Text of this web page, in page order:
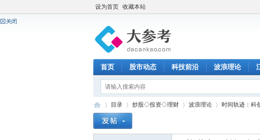
设为首页 收藏本站
首页 股市动态 科技前沿 波浪理论
目录 炒股◇投资◇理财 波浪理论 时间轨迹：科